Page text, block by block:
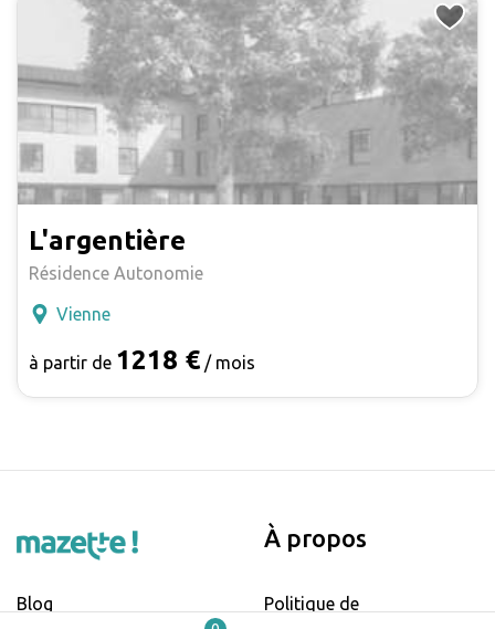
L'argentière
Résidence Autonomie
Vienne
à partir de 1218 € / mois
Blog
À propos
Politique de